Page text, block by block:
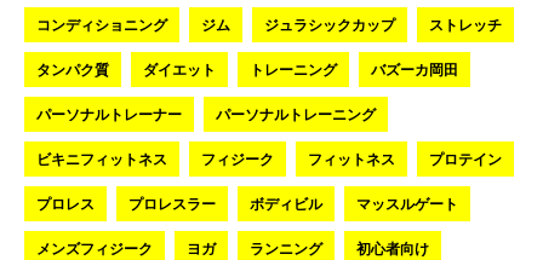
コンディショニング ジム ジュラシックカップ ストレッチ
タンパク質 ダイエット トレーニング バズーカ岡田
パーソナルトレーナー パーソナルトレーニング
ビキニフィットネス フィジーク フィットネス プロテイン
プロレス プロレスラー ボディビル マッスルゲート
メンズフィジーク ヨガ ランニング 初心者向け